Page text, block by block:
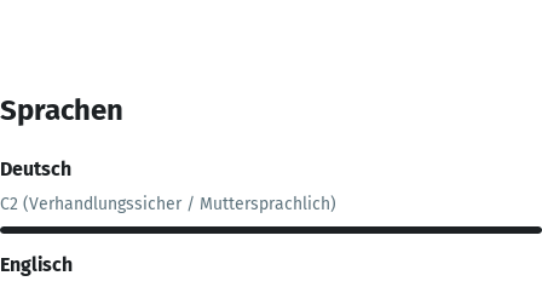
Sprachen
Deutsch
C2 (Verhandlungssicher / Muttersprachlich)
Englisch